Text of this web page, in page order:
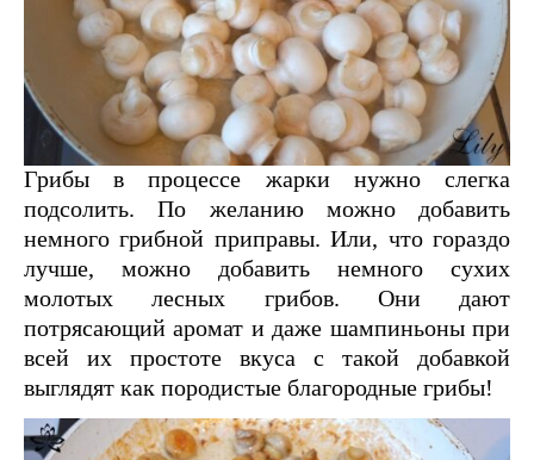
Грибы в процессе жарки нужно слегка
подсолить. По желанию можно добавить
немного грибной приправы. Или, что гораздо
лучше, можно добавить немного сухих
молотых лесных грибов. Они дают
потрясающий аромат и даже шампиньоны при
всей их простоте вкуса с такой добавкой
выглядят как породистые благородные грибы!